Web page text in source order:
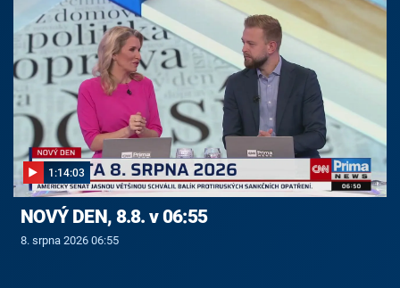
1:14:03
NOVÝ DEN, 8.8. v 06:55
8. srpna 2026 06:55